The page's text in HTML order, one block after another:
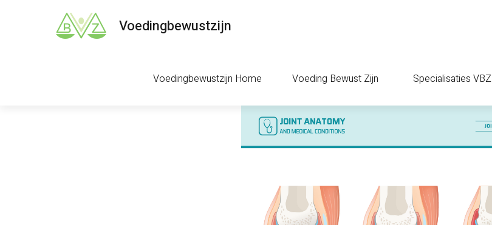
Voedingbewustzijn
Voedingbewustzijn Home Voeding Bewust Zijn Specialisaties VBZ